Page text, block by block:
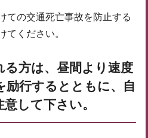
ての交通死亡事故を防止する
てください。
る方は、昼間より速度
励行するとともに、自
して下さい。